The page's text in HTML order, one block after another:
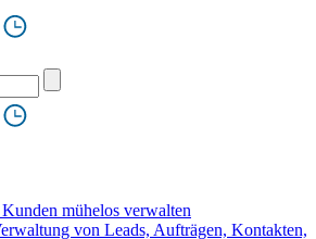
mühelos verwalten
von Leads, Aufträgen, Kontakten,